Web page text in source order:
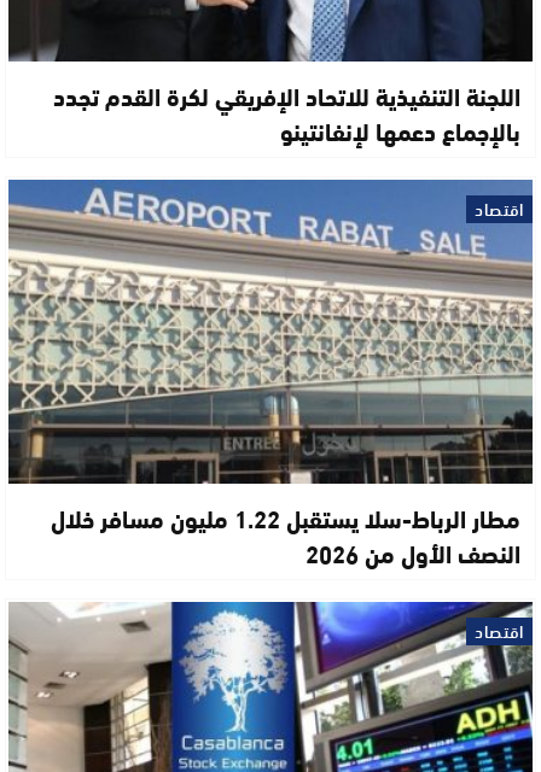
اللجنة التنفيذية للاتحاد الإفريقي لكرة القدم تجدد
بالإجماع دعمها لإنفانتينو
اقتصاد
مطار الرباط-سلا يستقبل 1.22 مليون مسافر خلال
النصف الأول من 2026
اقتصاد